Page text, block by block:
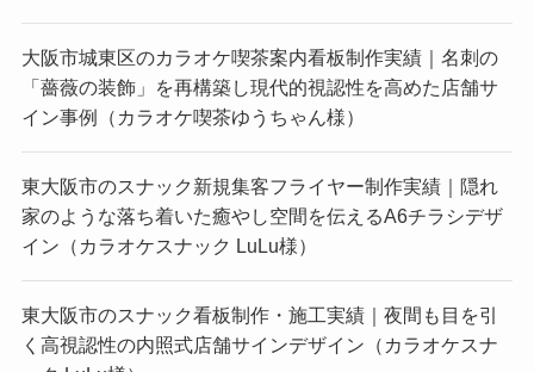
大阪市城東区のカラオケ喫茶案内看板制作実績｜名刺の
「薔薇の装飾」を再構築し現代的視認性を高めた店舗サ
イン事例（カラオケ喫茶ゆうちゃん様）
東大阪市のスナック新規集客フライヤー制作実績｜隠れ
家のような落ち着いた癒やし空間を伝えるA6チラシデザ
イン（カラオケスナック LuLu様）
東大阪市のスナック看板制作・施工実績｜夜間も目を引
く高視認性の内照式店舗サインデザイン（カラオケスナ